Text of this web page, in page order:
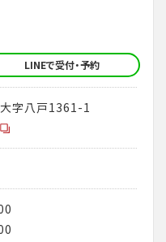
LINEで受付・予約
字八戸1361-1